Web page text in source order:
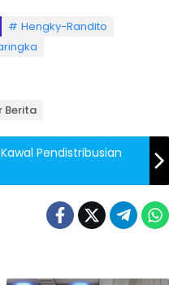
Hengky-Randito
Berita
Pendistribusian